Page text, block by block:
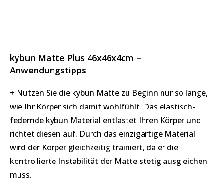
kybun Matte Plus 46x46x4cm –
Anwendungstipps
+ Nutzen Sie die kybun Matte zu Beginn nur so lange,
wie Ihr Körper sich damit wohlfühlt. Das elastisch-
federnde kybun Material entlastet Ihren Körper und
richtet diesen auf. Durch das einzigartige Material
wird der Körper gleichzeitig trainiert, da er die
kontrollierte Instabilität der Matte stetig ausgleichen
muss.